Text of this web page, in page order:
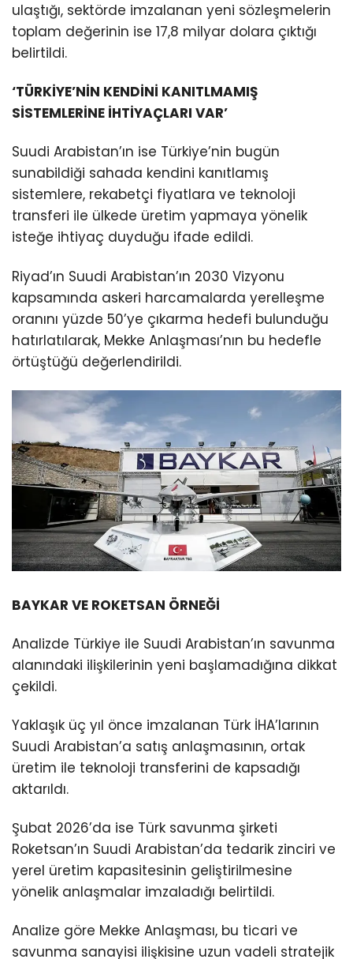
ulaştığı, sektörde imzalanan yeni sözleşmelerin
toplam değerinin ise 17,8 milyar dolara çıktığı
belirtildi.
‘TÜRKİYE’NİN KENDİNİ KANITLMAMIŞ
SİSTEMLERİNE İHTİYAÇLARI VAR’
Suudi Arabistan’ın ise Türkiye’nin bugün
sunabildiği sahada kendini kanıtlamış
sistemlere, rekabetçi fiyatlara ve teknoloji
transferi ile ülkede üretim yapmaya yönelik
isteğe ihtiyaç duyduğu ifade edildi.
Riyad’ın Suudi Arabistan’ın 2030 Vizyonu
kapsamında askeri harcamalarda yerelleşme
oranını yüzde 50’ye çıkarma hedefi bulunduğu
hatırlatılarak, Mekke Anlaşması’nın bu hedefle
örtüştüğü değerlendirildi.
BAYKAR VE ROKETSAN ÖRNEĞİ
Analizde Türkiye ile Suudi Arabistan’ın savunma
alanındaki ilişkilerinin yeni başlamadığına dikkat
çekildi.
Yaklaşık üç yıl önce imzalanan Türk İHA’larının
Suudi Arabistan’a satış anlaşmasının, ortak
üretim ile teknoloji transferini de kapsadığı
aktarıldı.
Şubat 2026’da ise Türk savunma şirketi
Roketsan’ın Suudi Arabistan’da tedarik zinciri ve
yerel üretim kapasitesinin geliştirilmesine
yönelik anlaşmalar imzaladığı belirtildi.
Analize göre Mekke Anlaşması, bu ticari ve
savunma sanayisi ilişkisine uzun vadeli stratejik